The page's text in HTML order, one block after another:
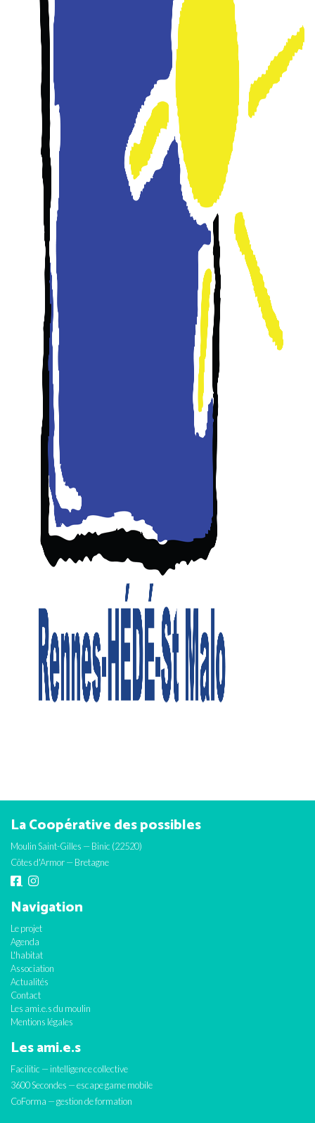
La Coopérative des possibles
Moulin Saint-Gilles — Binic (22520)
Côtes d'Armor — Bretagne
Navigation
Le projet
Agenda
L'habitat
Association
Actualités
Contact
Les ami.e.s du moulin
Mentions légales
Les ami.e.s
Facilitic — intelligence collective
3600 Secondes — escape game mobile
CoForma — gestion de formation